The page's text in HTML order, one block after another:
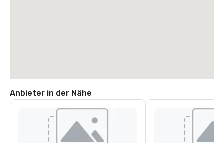
Anbieter in der Nähe